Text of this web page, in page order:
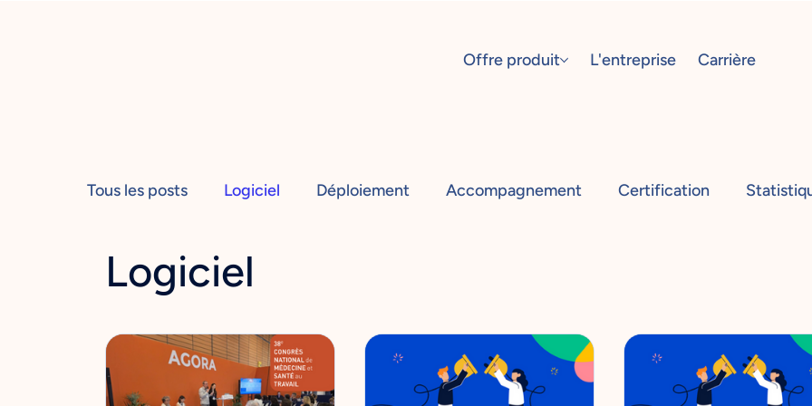
Offre produit L'entreprise Carrière
Tous les posts Logiciel Déploiement Accompagnement Certification
Logiciel